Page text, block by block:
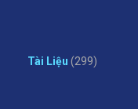
Tài Liệu (299)